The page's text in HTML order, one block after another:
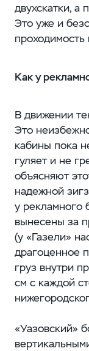
двухскатки,
Это уже и
Как у
В движении
Это
кабины пока
гуляет и не
объясняют
надежной
у рекламного
вынесены за
(у «Газели»
драгоценное
груз внутри
см с каждой
«Уазовский»